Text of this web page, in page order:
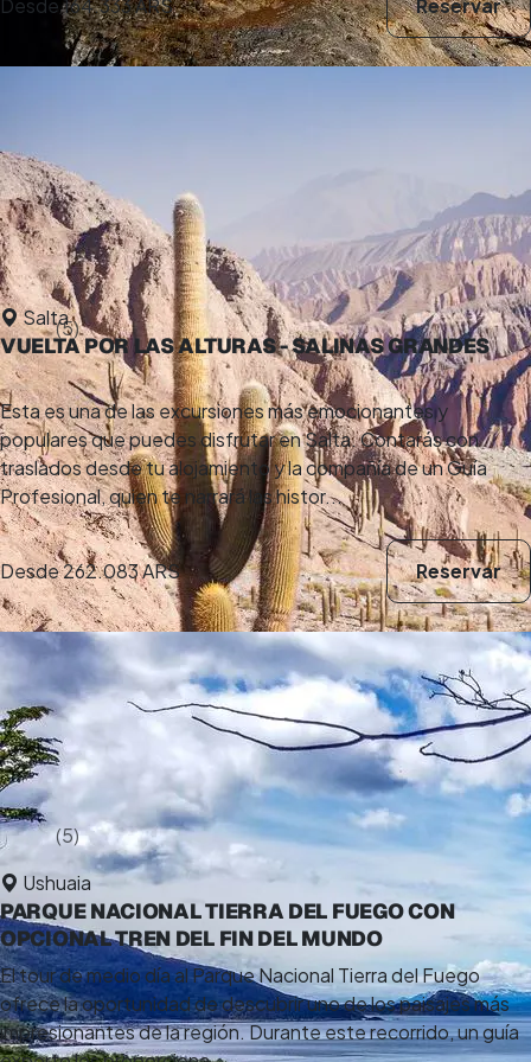
5,0(5)
7 h
Desde164.333 ARS Reservar
5,0(5)
13 h
Salta
VUELTA POR LAS ALTURAS - SALINAS GRANDES
Esta es una de las excursiones más emocionantes y
populares que puedes disfrutar en Salta. Contarás con
traslados desde tu alojamiento y la compañía de un Guía
Profesional, quien te narrará las histor...
Desde262.083 ARS Reservar
Ushuaia
PARQUE NACIONAL TIERRA DEL FUEGO CON
OPCIONAL TREN DEL FIN DEL MUNDO
El tour de medio día al Parque Nacional Tierra del Fuego
ofrece la oportunidad de descubrir uno de los paisajes más
impresionantes de la región. Durante este recorrido, un guía